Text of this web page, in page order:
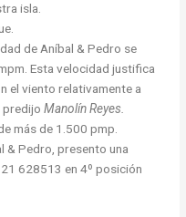
isla.
de Aníbal & Pedro se
Esta velocidad justifica
el viento relativamente a
predijoManolín Reyes.
más de 1.500 pmp.
& Pedro, presento una
21 628513 en 4º posición